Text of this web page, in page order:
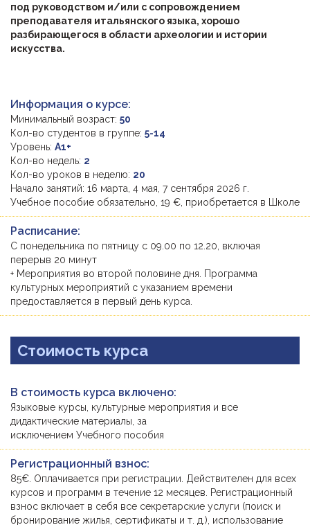
под руководством и/или с сопровождением
преподавателя итальянского языка, хорошо
разбирающегося в области археологии и истории
искусства.
Информация о курсе:
Минимальный возраст: 50
Кол-во студентов в группе: 5-14
Уровень: A1+
Кол-во недель: 2
Кол-во уроков в неделю: 20
Начало занятий: 16 марта, 4 мая, 7 сентября 2026 г.
Учебное пособие обязательно, 19 €, приобретается в Школе
Расписание:
С понедельника по пятницу с 09.00 по 12.20, включая
перерыв 20 минут
+ Мероприятия во второй половине дня. Программа
культурных мероприятий с указанием времени
предоставляется в первый день курса.
Стоимость курса
В стоимость курса включено:
Языковые курсы, культурные мероприятия и все
дидактические материалы, за
исключением Учебного пособия
Регистрационный взнос:
85€. Оплачивается при регистрации. Действителен для всех
курсов и программ в течение 12 месяцев. Регистрационный
взнос включает в себя все секретарские услуги (поиск и
бронирование жилья, сертификаты и т. д.), использование